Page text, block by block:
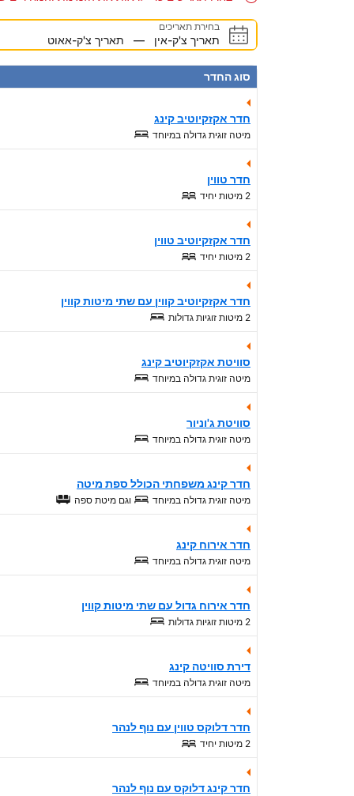
בחירת תאריכים
תאריך צ'ק-אין — תאריך צ'ק-אאוט
סוג החדר
חדר אקזקיוטיב קינג
מיטה זוגית גדולה במיוחד
חדר טווין
2 מיטות יחיד
חדר אקזקיוטיב טווין
2 מיטות יחיד
חדר אקזקיוטיב קווין עם שתי מיטות קווין
2 מיטות זוגיות גדולות
סוויטת אקזקיוטיב קינג
מיטה זוגית גדולה במיוחד
סוויטת ג'וניור
מיטה זוגית גדולה במיוחד
חדר קינג משפחתי הכולל ספת מיטה
מיטה זוגית גדולה במיוחד וגם מיטת ספה
חדר אירוח קינג
מיטה זוגית גדולה במיוחד
חדר אירוח גדול עם שתי מיטות קווין
2 מיטות זוגיות גדולות
דירת סוויטה קינג
מיטה זוגית גדולה במיוחד
חדר דלוקס טווין עם נוף לנהר
2 מיטות יחיד
חדר קינג דלוקס עם נוף לנהר